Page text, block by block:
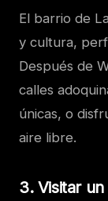
El barrio de
y cultura,
Después de
calles
únicas, o
aire libre.
3. Visitar